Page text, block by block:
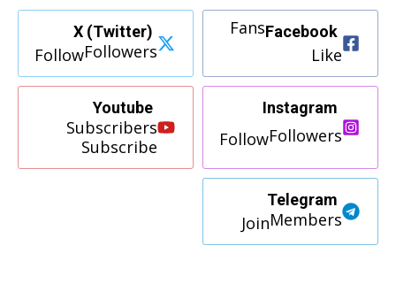
Facebook
Fans
Like
X (Twitter)
Followers
Follow
Instagram
Followers
Follow
Youtube
Subscribers
Subscribe
Telegram
Members
Join